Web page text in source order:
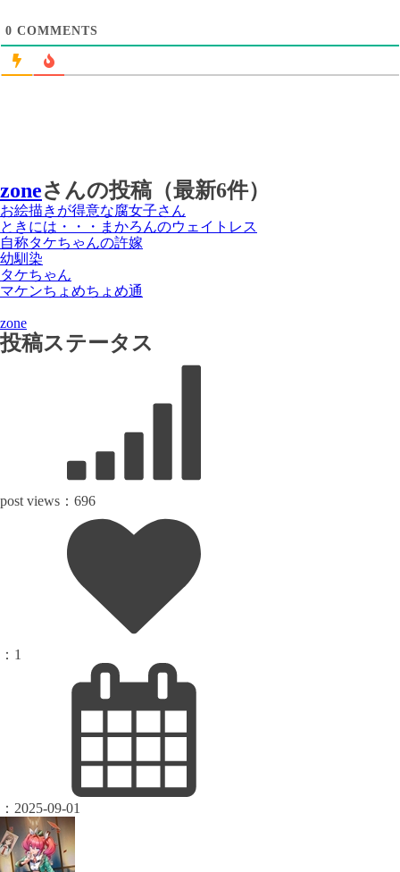
0 COMMENTS
zoneさんの投稿（最新6件）
お絵描きが得意な腐女子さん
ときには・・・まかろんのウェイトレス
自称タケちゃんの許嫁
幼馴染
タケちゃん
マケンちょめちょめ通
zone
投稿ステータス
post views： 696
： 1
： 2025-09-01